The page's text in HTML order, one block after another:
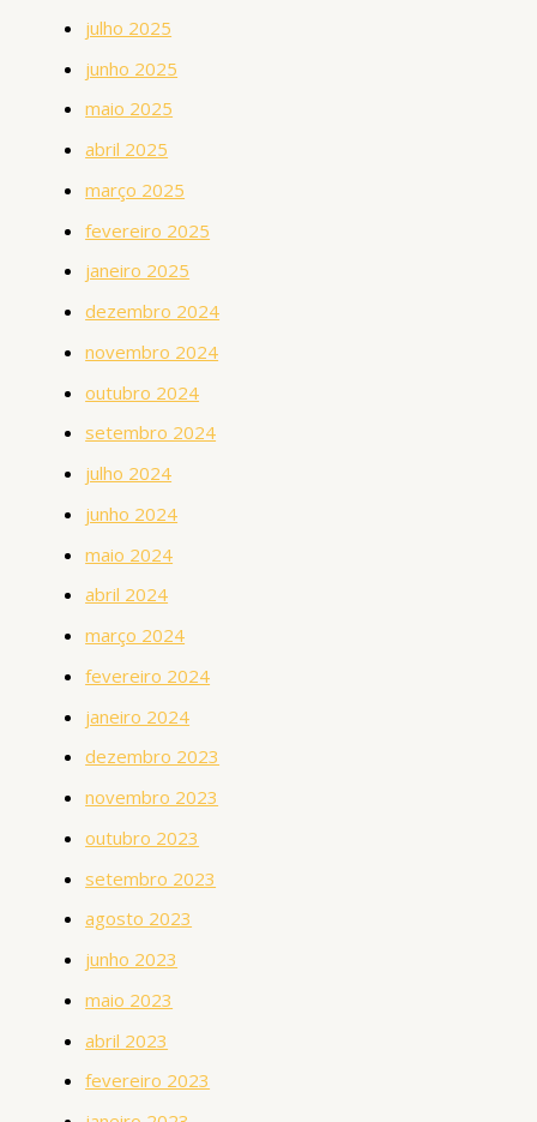
julho 2025
junho 2025
maio 2025
abril 2025
março 2025
fevereiro 2025
janeiro 2025
dezembro 2024
novembro 2024
outubro 2024
setembro 2024
julho 2024
junho 2024
maio 2024
abril 2024
março 2024
fevereiro 2024
janeiro 2024
dezembro 2023
novembro 2023
outubro 2023
setembro 2023
agosto 2023
junho 2023
maio 2023
abril 2023
fevereiro 2023